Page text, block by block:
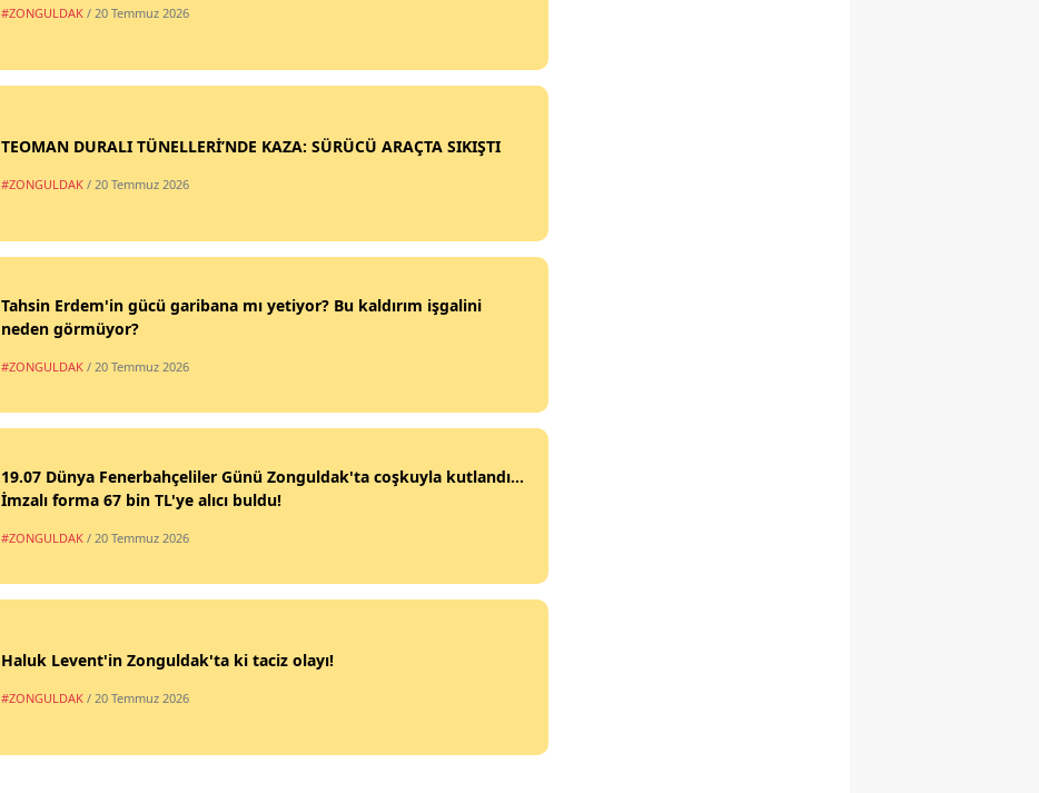
#ZONGULDAK / 20 Temmuz 2026
TEOMAN DURALI TÜNELLERİ’NDE KAZA: SÜRÜCÜ ARAÇTA SIKIŞTI
#ZONGULDAK / 20 Temmuz 2026
Tahsin Erdem'in gücü garibana mı yetiyor? Bu kaldırım işgalini
neden görmüyor?
#ZONGULDAK / 20 Temmuz 2026
19.07 Dünya Fenerbahçeliler Günü Zonguldak'ta coşkuyla kutlandı...
İmzalı forma 67 bin TL'ye alıcı buldu!
#ZONGULDAK / 20 Temmuz 2026
Haluk Levent'in Zonguldak'ta ki taciz olayı!
#ZONGULDAK / 20 Temmuz 2026